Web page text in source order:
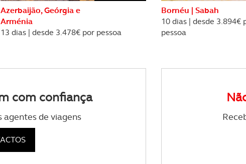
de cookies do site.
Azerbaijão, Geórgia e
Arménia
13 dias | desde 3.478€ por pessoa
Bornéu | Sabah
10 dias | desde 3.894€
pessoa
com confiança
agentes de viagens